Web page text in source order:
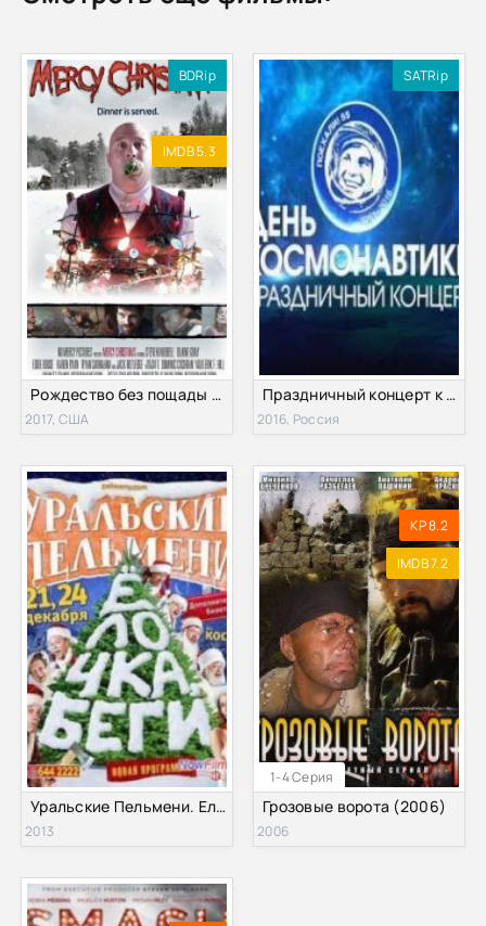
BDRip
IMDB 5.3
Рождество без пощады (2017)
2017, США
SATRip
Праздничный концерт к Дню космонавтики (2016)
2016, Россия
Уральские Пельмени. Елочка Беги! (2013)
2013
1-4 Серия
KP 8.2
IMDB 7.2
Грозовые ворота (2006)
2006